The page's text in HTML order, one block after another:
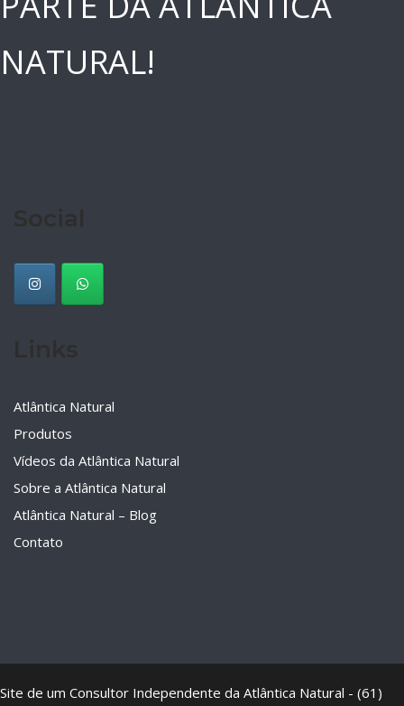
NATURAL!
Atlântica Natural
Produtos
Vídeos da Atlântica Natural
Sobre a Atlântica Natural
Atlântica Natural – Blog
Contato
Site de um Consultor Independente da Atlântica Natural - (61)